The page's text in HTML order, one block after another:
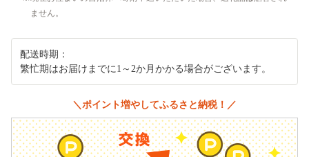
ません。
配送時期：
繁忙期はお届けまでに1～2か月かかる場合がございます。
＼ポイント増やしてふるさと納税！／